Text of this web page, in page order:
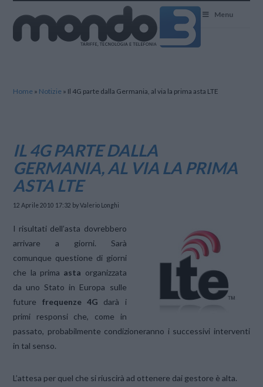
Menu
Home » Notizie » Il 4G parte dalla Germania, al via la prima asta LTE
IL 4G PARTE DALLA
GERMANIA, AL VIA LA PRIMA
ASTA LTE
12 Aprile 2010 17:32 by Valerio Longhi
I risultati dell’asta dovrebbero
arrivare a giorni. Sarà
comunque questione di giorni
che la prima asta organizzata
da uno Stato in Europa sulle
future frequenze 4G darà i
primi responsi che, come in
passato, probabilmente condizioneranno i successivi interventi
in tal senso.
L’attesa per quel che si riuscirà ad ottenere dai gestore è alta.